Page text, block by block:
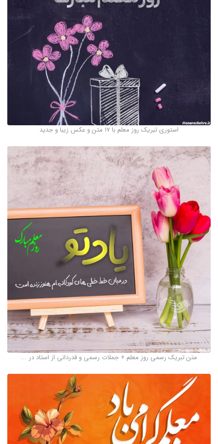
استوری تبریک روز معلم با ۱۷ متن و عکس زیبا و جدید
متن تبریک رسمی روز معلم + جملات رسمی و قدردانی از استاد در ...